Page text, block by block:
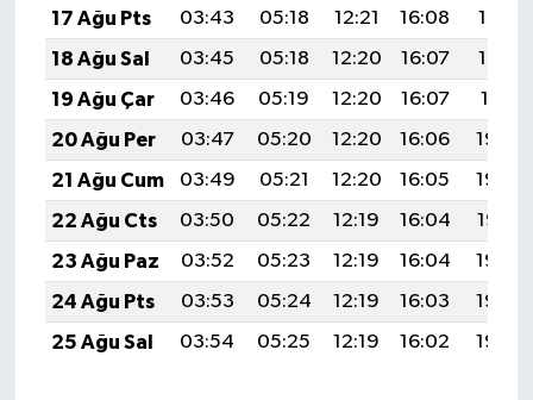
17 Ağu Pts
03:43 05:18 12:21 16:08
19:14
18 Ağu Sal
03:45 05:18 12:20 16:07
19:12
19 Ağu Çar
03:46 05:19 12:20 16:07
19:11
20 Ağu Per
03:47 05:20 12:20 16:06
19:09
21 Ağu Cum
03:49 05:21 12:20 16:05
19:08
22 Ağu Cts
03:50 05:22 12:19 16:04
19:07
23 Ağu Paz
03:52 05:23 12:19 16:04
19:05
24 Ağu Pts
03:53 05:24 12:19 16:03
19:04
25 Ağu Sal
03:54 05:25 12:19 16:02 19:02